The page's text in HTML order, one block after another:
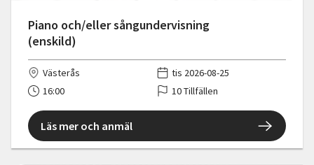
Piano och/eller sångundervisning
(enskild)
Västerås
tis 2026-08-25
16:00
10 Tillfällen
Läs mer och anmäl